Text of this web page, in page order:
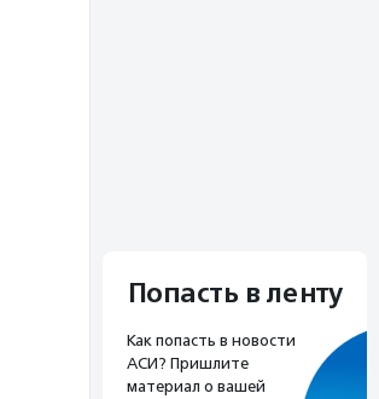
Попасть в ленту
Как попасть в новости
АСИ? Пришлите
материал о вашей